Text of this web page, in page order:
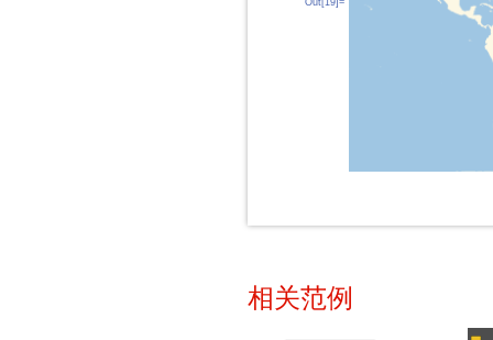
相关范例